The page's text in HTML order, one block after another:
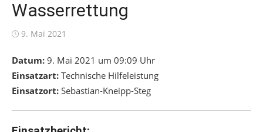
Wasserrettung
Posted
9. Mai 2021
Datum: 9. Mai 2021 um 09:09 Uhr
Einsatzart: Technische Hilfeleistung
Einsatzort: Sebastian-Kneipp-Steg